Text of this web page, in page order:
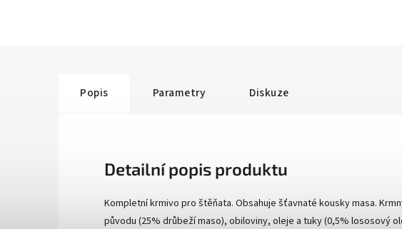
Popis Parametry Diskuze
Detailní popis produktu
Kompletní krmivo pro štěňata. Obsahuje šťavnaté kousky masa.
původu (25% drůbeží maso), obiloviny, oleje a tuky (0,5% lososový